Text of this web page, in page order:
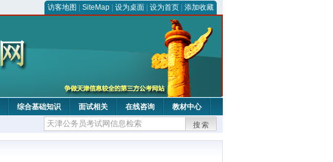
访客地图 SiteMap 设为桌面 设为首页 添加收藏
综合基础知识 面试相关 在线咨询 教材中心
搜索